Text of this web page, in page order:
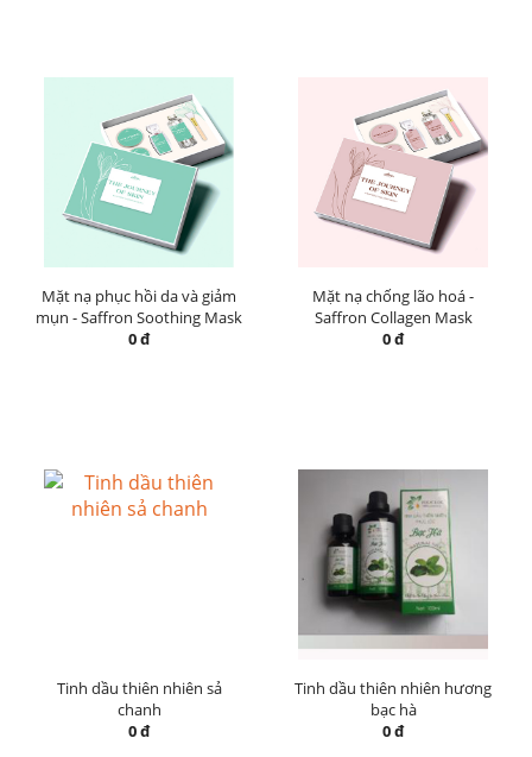
Mặt nạ phục hồi da và giảm
mụn - Saffron Soothing Mask
0 đ
Mặt nạ chống lão hoá -
Saffron Collagen Mask
0 đ
Tinh dầu thiên nhiên sả
chanh
0 đ
Tinh dầu thiên nhiên hương
bạc hà
0 đ